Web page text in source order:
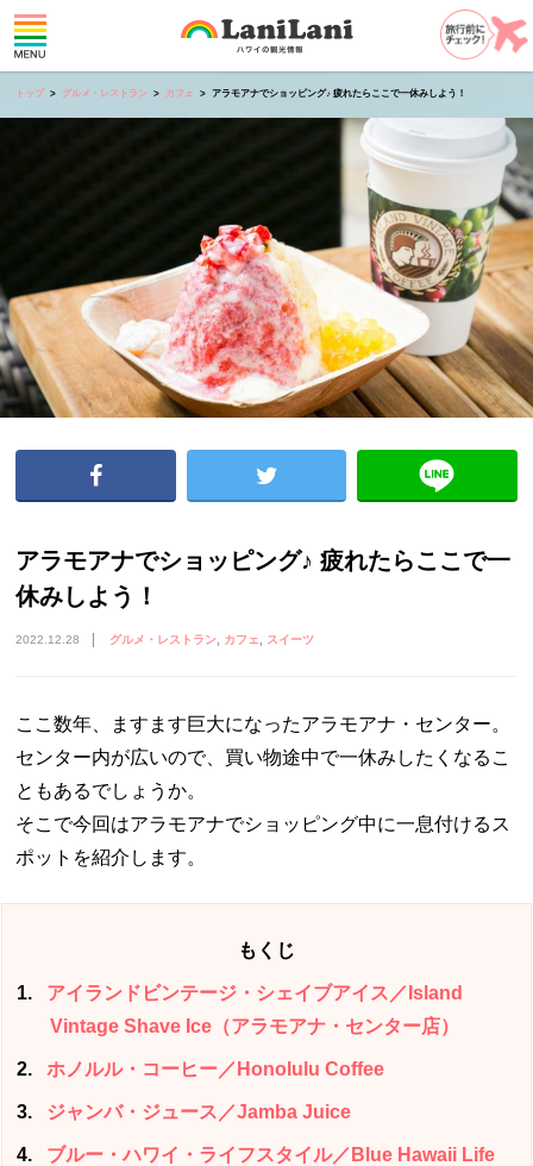
トップ グルメ・レストラン カフェ アラモアナでショッピング♪ 疲れたらここで一休みしよう！
アラモアナでショッピング♪ 疲れたらここで一
休みしよう！
2022.12.28 グルメ・レストラン カフェ スイーツ
ここ数年、ますます巨大になったアラモアナ・センター。
センター内が広いので、買い物途中で一休みしたくなるこ
ともあるでしょうか。
そこで今回はアラモアナでショッピング中に一息付けるス
ポットを紹介します。
もくじ
1
アイランドビンテージ・シェイブアイス／Island
Vintage Shave Ice（アラモアナ・センター店）
2 ホノルル・コーヒー／Honolulu Coffee
3 ジャンバ・ジュース／Jamba Juice
4
ブルー・ハワイ・ライフスタイル／Blue Hawaii Life